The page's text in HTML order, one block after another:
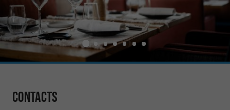
Contacts